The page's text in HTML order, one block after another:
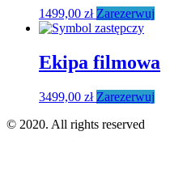
1499,00 zł Zarezerwuj
Ekipa filmowa
3499,00 zł Zarezerwuj
© 2020. All rights reserved